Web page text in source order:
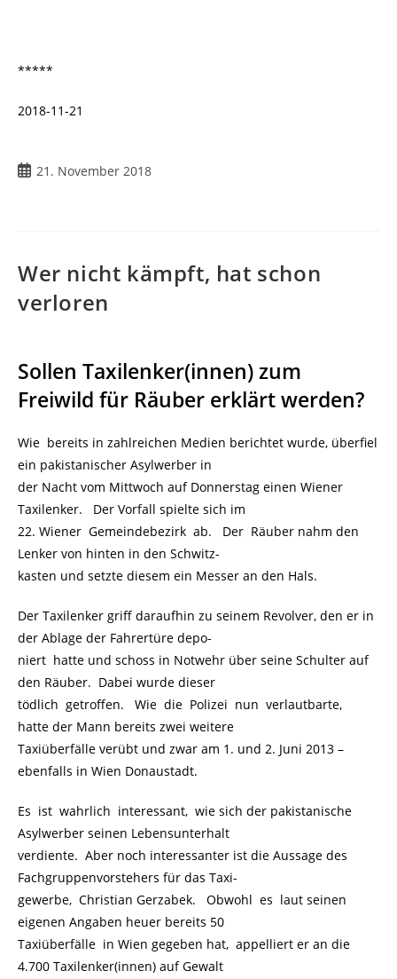
*****
2018-11-21
21. November 2018
Wer nicht kämpft, hat schon
verloren
Sollen Taxilenker(innen) zum
Freiwild für Räuber erklärt werden?
Wie bereits in zahlreichen Medien berichtet wurde, überfiel
ein pakistanischer Asylwerber in
der Nacht vom Mittwoch auf Donnerstag einen Wiener
Taxilenker. Der Vorfall spielte sich im
22. Wiener Gemeindebezirk ab. Der Räuber nahm den
Lenker von hinten in den Schwitz-
kasten und setzte diesem ein Messer an den Hals.
Der Taxilenker griff daraufhin zu seinem Revolver, den er in
der Ablage der Fahrertüre depo-
niert hatte und schoss in Notwehr über seine Schulter auf
den Räuber. Dabei wurde dieser
tödlich getroffen. Wie die Polizei nun verlautbarte,
hatte der Mann bereits zwei weitere
Taxiüberfälle verübt und zwar am 1. und 2. Juni 2013 –
ebenfalls in Wien Donaustadt.
Es ist wahrlich interessant, wie sich der pakistanische
Asylwerber seinen Lebensunterhalt
verdiente. Aber noch interessanter ist die Aussage des
Fachgruppenvorstehers für das Taxi-
gewerbe, Christian Gerzabek. Obwohl es laut seinen
eigenen Angaben heuer bereits 50
Taxiüberfälle in Wien gegeben hat, appelliert er an die
4.700 Taxilenker(innen) auf Gewalt